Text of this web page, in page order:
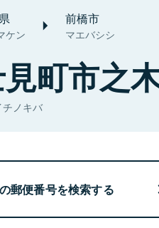
ケン
前橋市
マエバシシ
町市之
チノキバ
郵便番号を検索する